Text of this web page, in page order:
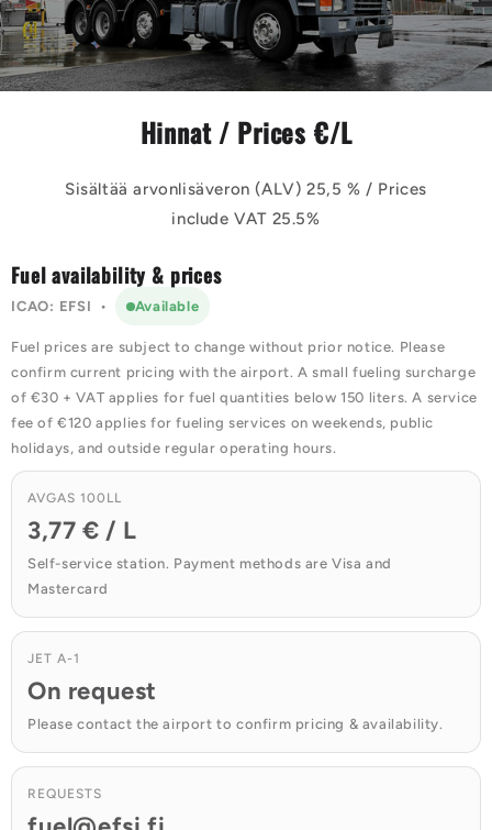
Hinnat / Prices €/L
Sisältää arvonlisäveron (ALV) 25,5 % / Prices
include VAT 25.5%
Fuel availability & prices
ICAO: EFSI • Available
Fuel prices are subject to change without prior notice. Please
confirm current pricing with the airport. A small fueling surcharge
of €30 + VAT applies for fuel quantities below 150 liters. A service
fee of €120 applies for fueling services on weekends, public
holidays, and outside regular operating hours.
AVGAS 100LL
3,77 € / L
Self-service station. Payment methods are Visa and
Mastercard
JET A-1
On request
Please contact the airport to confirm pricing & availability.
REQUESTS